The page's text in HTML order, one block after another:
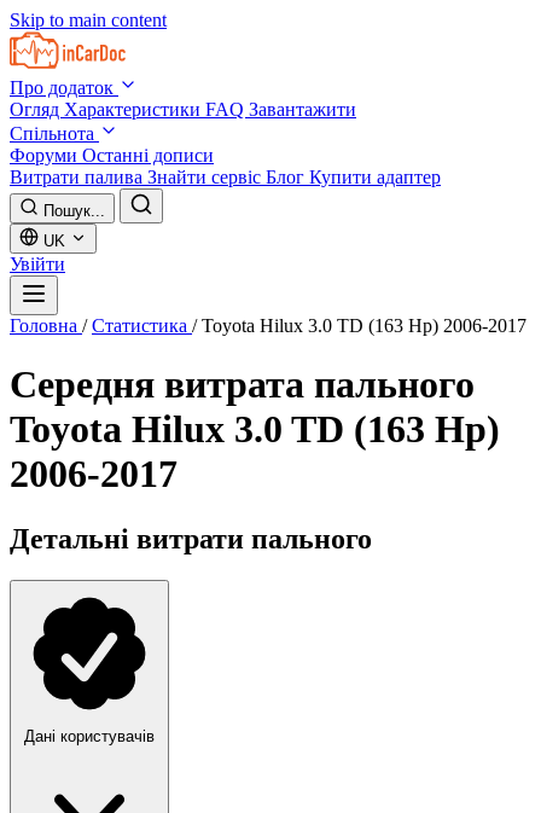
Skip to main content
Про додаток
Огляд Характеристики FAQ Завантажити
Спільнота
Форуми Останні дописи
Витрати палива Знайти сервіс Блог Купити адаптер
Пошук...
UK
Увійти
Головна / Статистика / Toyota Hilux 3.0 TD (163 Hp) 2006-2017
Середня витрата пального
Toyota Hilux 3.0 TD (163 Hp)
2006-2017
Детальні витрати пального
Дані користувачів